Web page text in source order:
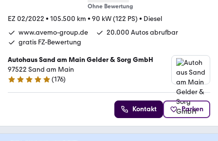
Ohne Bewertung
EZ 02/2022 • 105.500 km • 90 kW (122 PS) • Diesel
www.avemo-group.de
20.000 Autos abrufbar
gratis FZ-Bewertung
Autohaus Sand am Main Gelder & Sorg GmbH
97522 Sand am Main
4.8 Sterne
(176)
Kontakt Parken